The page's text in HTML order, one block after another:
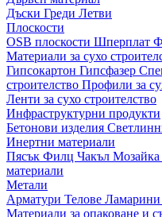
Дъски Греди Летви
Плоскости
OSB плоскости Шперплат
Материали за сухо
Гипсокартон Гипсфазер
строителство Профили за
Ленти за сухо строителство
Инфраструктурни продукти
Бетонови изделия
Инертни материали
Пясък Филц Чакъл Мозайкa
материали
Метали
Арматури Телове Ламарини
Материали за опаковане и